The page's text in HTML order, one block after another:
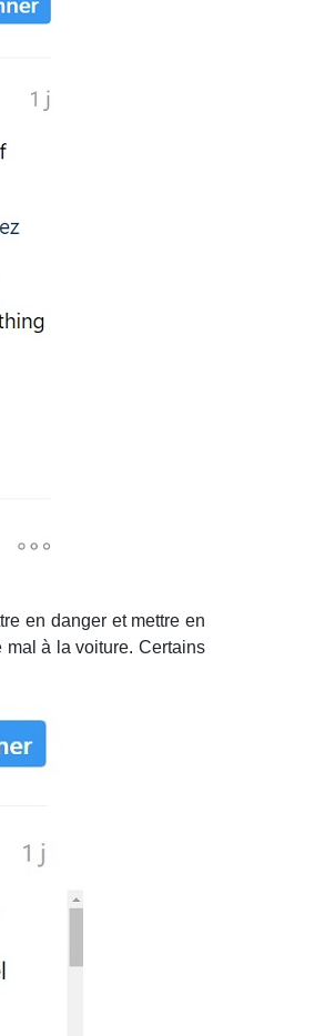
en danger et mettre en
mal à la voiture. Certains